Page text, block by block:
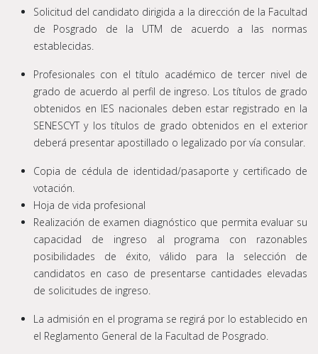
Solicitud del candidato dirigida a la dirección de la Facultad
de Posgrado de la UTM de acuerdo a las normas
establecidas.
Profesionales con el título académico de tercer nivel de
grado de acuerdo al perfil de ingreso. Los títulos de grado
obtenidos en IES nacionales deben estar registrado en la
SENESCYT y los títulos de grado obtenidos en el exterior
deberá presentar apostillado o legalizado por vía consular.
Copia de cédula de identidad/pasaporte y certificado de
votación.
Hoja de vida profesional
Realización de examen diagnóstico que permita evaluar su
capacidad de ingreso al programa con razonables
posibilidades de éxito, válido para la selección de
candidatos en caso de presentarse cantidades elevadas
de solicitudes de ingreso.
La admisión en el programa se regirá por lo establecido en
el Reglamento General de la Facultad de Posgrado.